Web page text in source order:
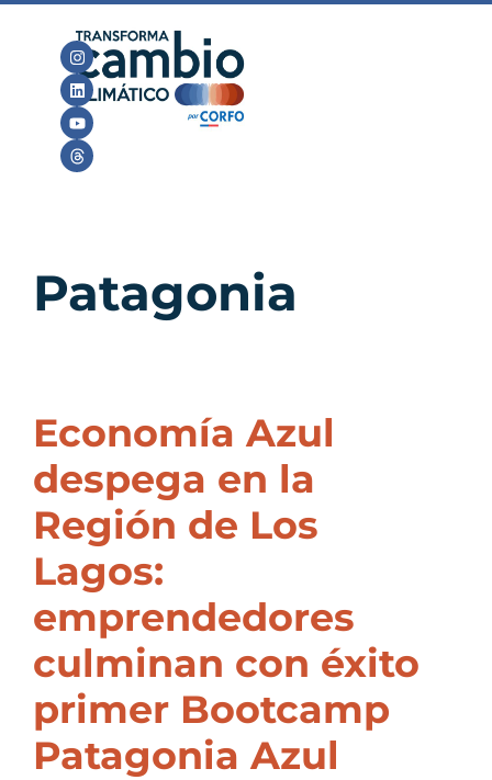
Patagonia
Economía Azul
despega en la
Región de Los
Lagos:
emprendedores
culminan con éxito
primer Bootcamp
Patagonia Azul